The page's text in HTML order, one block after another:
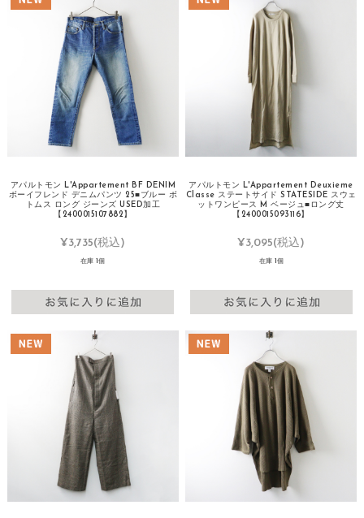
アパルトモン L'Appartement BF DENIM
ボーイフレンド デニムパンツ 25■ブルー ボ
トムス ロング ジーンズ USED加工
【2400015107882】
¥3,735(税込)
在庫 1個
アパルトモン L'Appartement Deuxieme
Classe ステートサイド STATESIDE スウェ
ットワンピース M ベージュ■ロング丈
【2400015093116】
¥3,095(税込)
在庫 1個